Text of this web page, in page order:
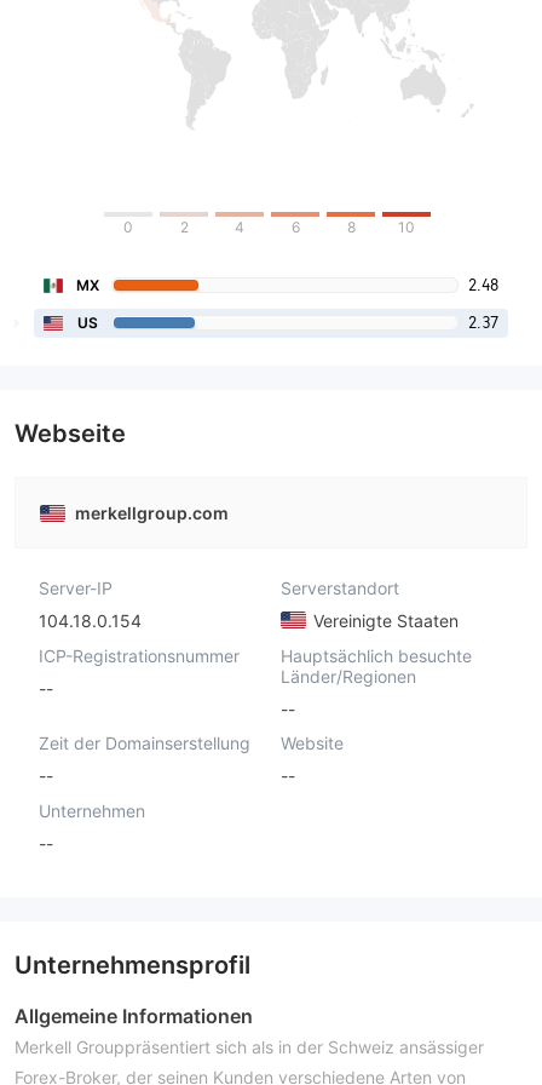
0 2 4 6 8 10
MX 2.48
US 2.37
Webseite
merkellgroup.com
Server-IP
104.18.0.154
Serverstandort
Vereinigte Staaten
ICP-Registrationsnummer
--
Hauptsächlich besuchte
Länder/Regionen
--
Zeit der Domainserstellung
--
Website
--
Unternehmen
--
Unternehmensprofil
Allgemeine Informationen
Merkell Grouppräsentiert sich als in der Schweiz ansässiger
Forex-Broker, der seinen Kunden verschiedene Arten von